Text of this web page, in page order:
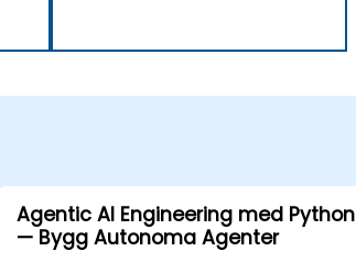
Agentic AI Engineering med Python
— Bygg Autonoma Agenter